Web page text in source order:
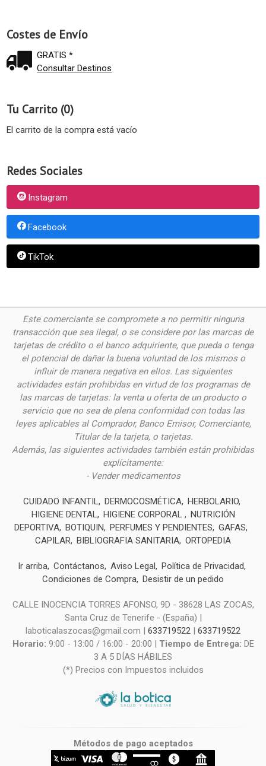
Costes de Envío
GRATIS *
Consultar Destinos
Tu Carrito (0)
El carrito de la compra está vacío
Redes Sociales
Instagram
Facebook
TikTok
Este comerciante se compromete a no permitir ninguna
transacción que sea ilegal, o se considere por las marcas de
tarjetas de crédito o el banco adquiriente, que pueda o tenga
el potencial de dañar la buena voluntad de los mismos o
influir de manera negativa en ellos. Las siguientes
actividades están prohibidas en virtud de los programas de
las marcas de tarjetas: la venta u oferta de un producto o
servicio que no sea de plena conformidad con todas las
leyes aplicables al Comprador, Banco Emisor, Comerciante,
Titular de la tarjeta, o tarjetas.
Además, las siguientes actividades también están prohibidas
explícitamente:
- Vender medicamentos
CUIDADO INFANTIL DERMOCOSMÉTICA HERBOLARIO
HIGIENE DENTAL HIGIENE CORPORAL
NUTRICIÓN
DEPORTIVA BOTIQUIN PERFUMES Y PENDIENTES
GAFAS
CAPILAR BIBLIOGRAFIA SANITARIA ORTOPEDIA
Ir arriba Contáctanos Aviso Legal
Política de Privacidad
Condiciones de Compra Desistir de un pedido
CALLE INOCENCIA TORRES AFONSO, 9D - 38628 LAS ZOCAS,
Santa Cruz de Tenerife - (España) |
laboticalaszocas@gmail.com | 633719522 | 633719522
Horario: 9:00 - 13:00 / 16:00 - 20:00 | Tiempo de Entrega: DE
3 A 5 DÍAS HÁBILES
(*) Precios con Impuestos incluidos
Métodos de pago aceptados